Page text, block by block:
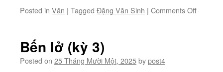
Posted in Văn | Tagged Đặng Văn Sinh | Comments Offon
Bến lở (kỳ 3)
Posted on 25 Tháng Mười Một, 2025bypost4